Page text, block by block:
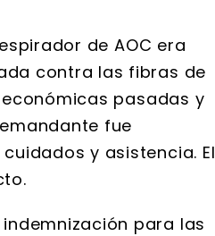
de AOC era
contra las fibras de
pasadas y
fue
y asistencia. El
para las